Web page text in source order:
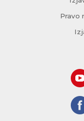
Pravo